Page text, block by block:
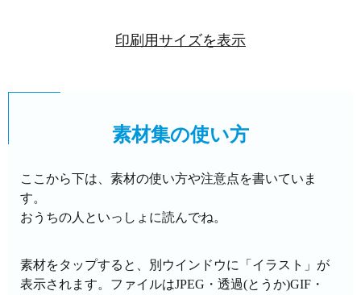
印刷用サイズを表示
素材集の使い方
ここから下は、素材の使い方や注意点を書いていま
す。
おうちの人といっしょに読んでね。
素材をタップすると、別ウインドウに「イラスト」が
表示されます。ファイルはJPEG・透過(とうか)GIF・